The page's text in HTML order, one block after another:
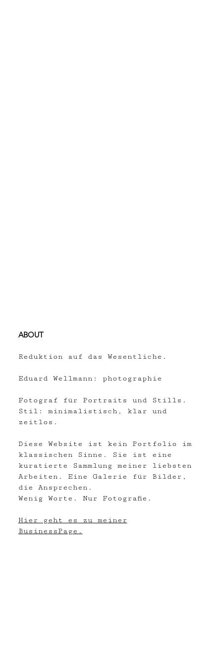
ABOUT
Reduktion auf das Wesentliche.
Eduard Wellmann: photographie
Fotograf für Portraits und Stills.
Stil: minimalistisch, klar und
zeitlos.
Diese Website ist kein Portfolio im
klassischen Sinne. Sie ist eine
kuratierte Sammlung meiner liebsten
Arbeiten. Eine Galerie für Bilder,
die Ansprechen.
Wenig Worte. Nur Fotografie.
Hier geht es zu meiner
BusinessPage.